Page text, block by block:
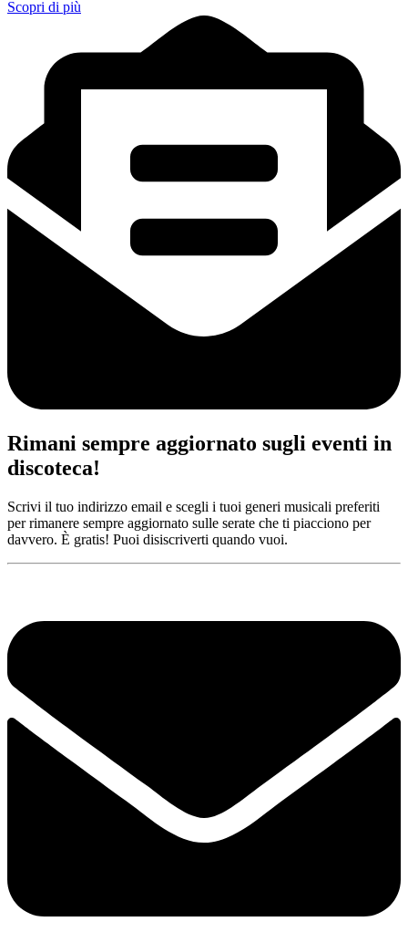
Scopri di più
Rimani sempre aggiornato sugli eventi in
discoteca!
Scrivi il tuo indirizzo email e scegli i tuoi generi musicali preferiti
per rimanere sempre aggiornato sulle serate che ti piacciono per
davvero. È gratis! Puoi disiscriverti quando vuoi.